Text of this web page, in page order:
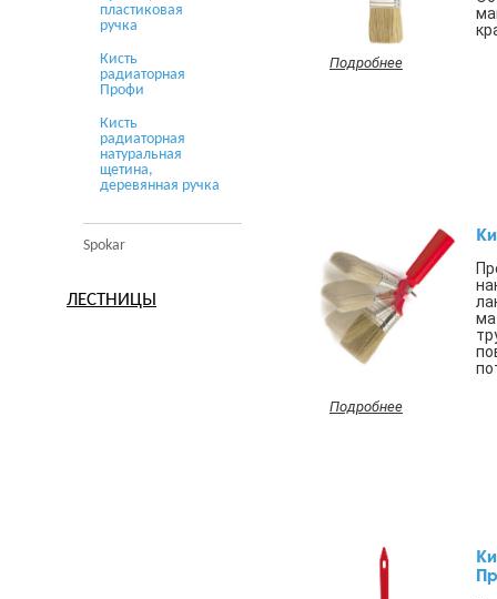
пластиковая
ручка
Кисть
радиаторная
Профи
Кисть
радиаторная
натуральная
щетина,
деревянная ручка
Spokar
ЛЕСТНИЦЫ
Подробнее
Подробнее